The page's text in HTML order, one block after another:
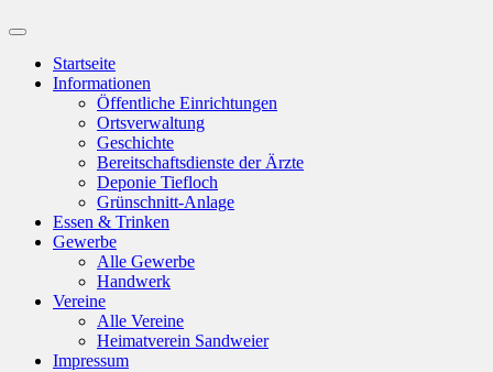
Suchfeld
ein-/ausblenden
Startseite
Informationen
Öffentliche Einrichtungen
Ortsverwaltung
Geschichte
Bereitschaftsdienste der Ärzte
Deponie Tiefloch
Grünschnitt-Anlage
Essen & Trinken
Gewerbe
Alle Gewerbe
Handwerk
Vereine
Alle Vereine
Heimatverein Sandweier
Impressum